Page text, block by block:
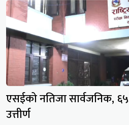
एसईको नतिजा सार्वजनिक,
उत्तीर्ण